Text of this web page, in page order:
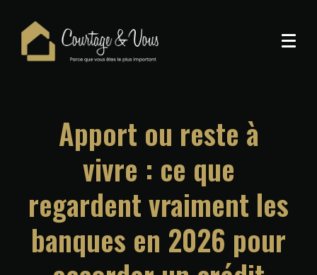
Apport ou reste à
vivre : ce que
regardent vraiment les
banques en 2026 pour